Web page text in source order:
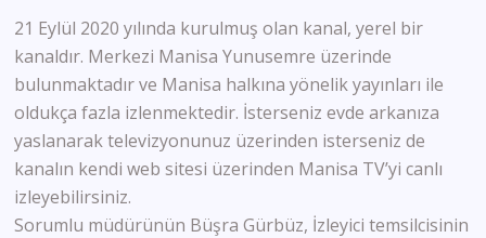
21 Eylül 2020 yılında kurulmuş olan kanal, yerel bir
kanaldır. Merkezi Manisa Yunusemre üzerinde
bulunmaktadır ve Manisa halkına yönelik yayınları ile
oldukça fazla izlenmektedir. İsterseniz evde arkanıza
yaslanarak televizyonunuz üzerinden isterseniz de
kanalın kendi web sitesi üzerinden Manisa TV’yi canlı
izleyebilirsiniz.
Sorumlu müdürünün Büşra Gürbüz, İzleyici temsilcisinin